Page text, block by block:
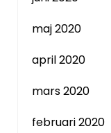
maj 2020
april 2020
mars 2020
februari 2020